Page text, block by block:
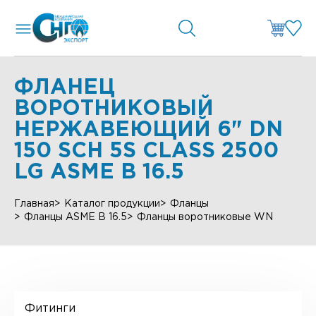
ФЛАНЕЦ
ВОРОТНИКОВЫЙ
НЕРЖАВЕЮЩИЙ 6" DN
150 SCH 5S CLASS 2500
LG ASME B 16.5
Главная Каталог продукции
Фланцы
Фланцы ASME B 16.5
Фланцы воротниковые WN
Фитинги